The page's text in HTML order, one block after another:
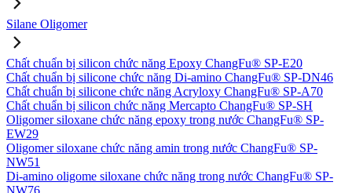
Silane Oligomer
Chất chuẩn bị silicon chức năng Epoxy ChangFu® SP-E20
Chất chuẩn bị silicone chức năng Di-amino ChangFu® SP-DN46
Chất chuẩn bị silicone chức năng Acryloxy ChangFu® SP-A70
Chất chuẩn bị silicon chức năng Mercapto ChangFu® SP-SH
Oligomer siloxane chức năng epoxy trong nước ChangFu® SP-
EW29
Oligomer siloxane chức năng amin trong nước ChangFu® SP-
NW51
Di-amino oligome siloxane chức năng trong nước ChangFu® SP-
NW76